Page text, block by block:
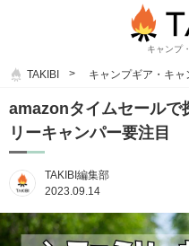
キャンプ
TAKIBI キャンプギア・キャ
amazonタイムセールで
リーキャンパー要注目
TAKIBI編集部
2023.09.14